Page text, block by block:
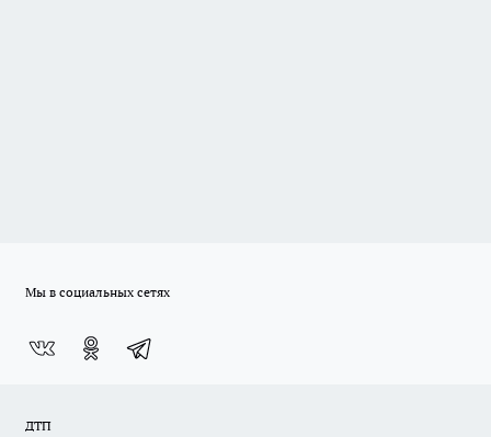
Мы в социальных сетях
ДТП